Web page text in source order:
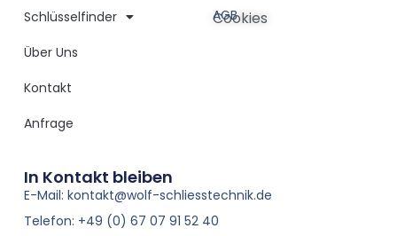
In Kontakt bleiben
E-Mail: kontakt@wolf-schliesstechnik.de
Telefon: +49 (0) 67 07 91 52 40
Schlüsselfinder
Über Uns
Kontakt
Anfrage
AGB
Cookies